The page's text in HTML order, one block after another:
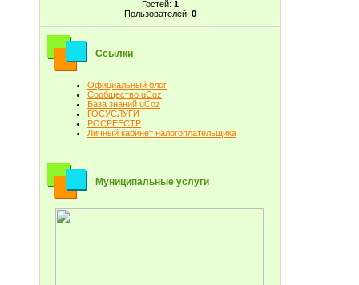
Гостей: 1
Пользователей: 0
Ссылки
Официальный блог
Сообщество uCoz
База знаний uCoz
ГОСУСЛУГИ
РОСРЕЕСТР
Личный кабинет налогоплательщика
Муниципальные услуги